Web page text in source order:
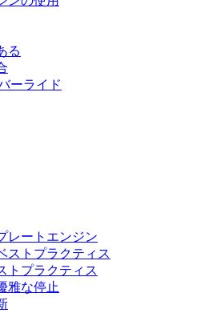
る
ーライド
レートエンジン
ストプラクティス
トプラクティス
雅な停止